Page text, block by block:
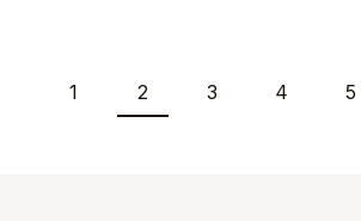
1 2 3 4 5